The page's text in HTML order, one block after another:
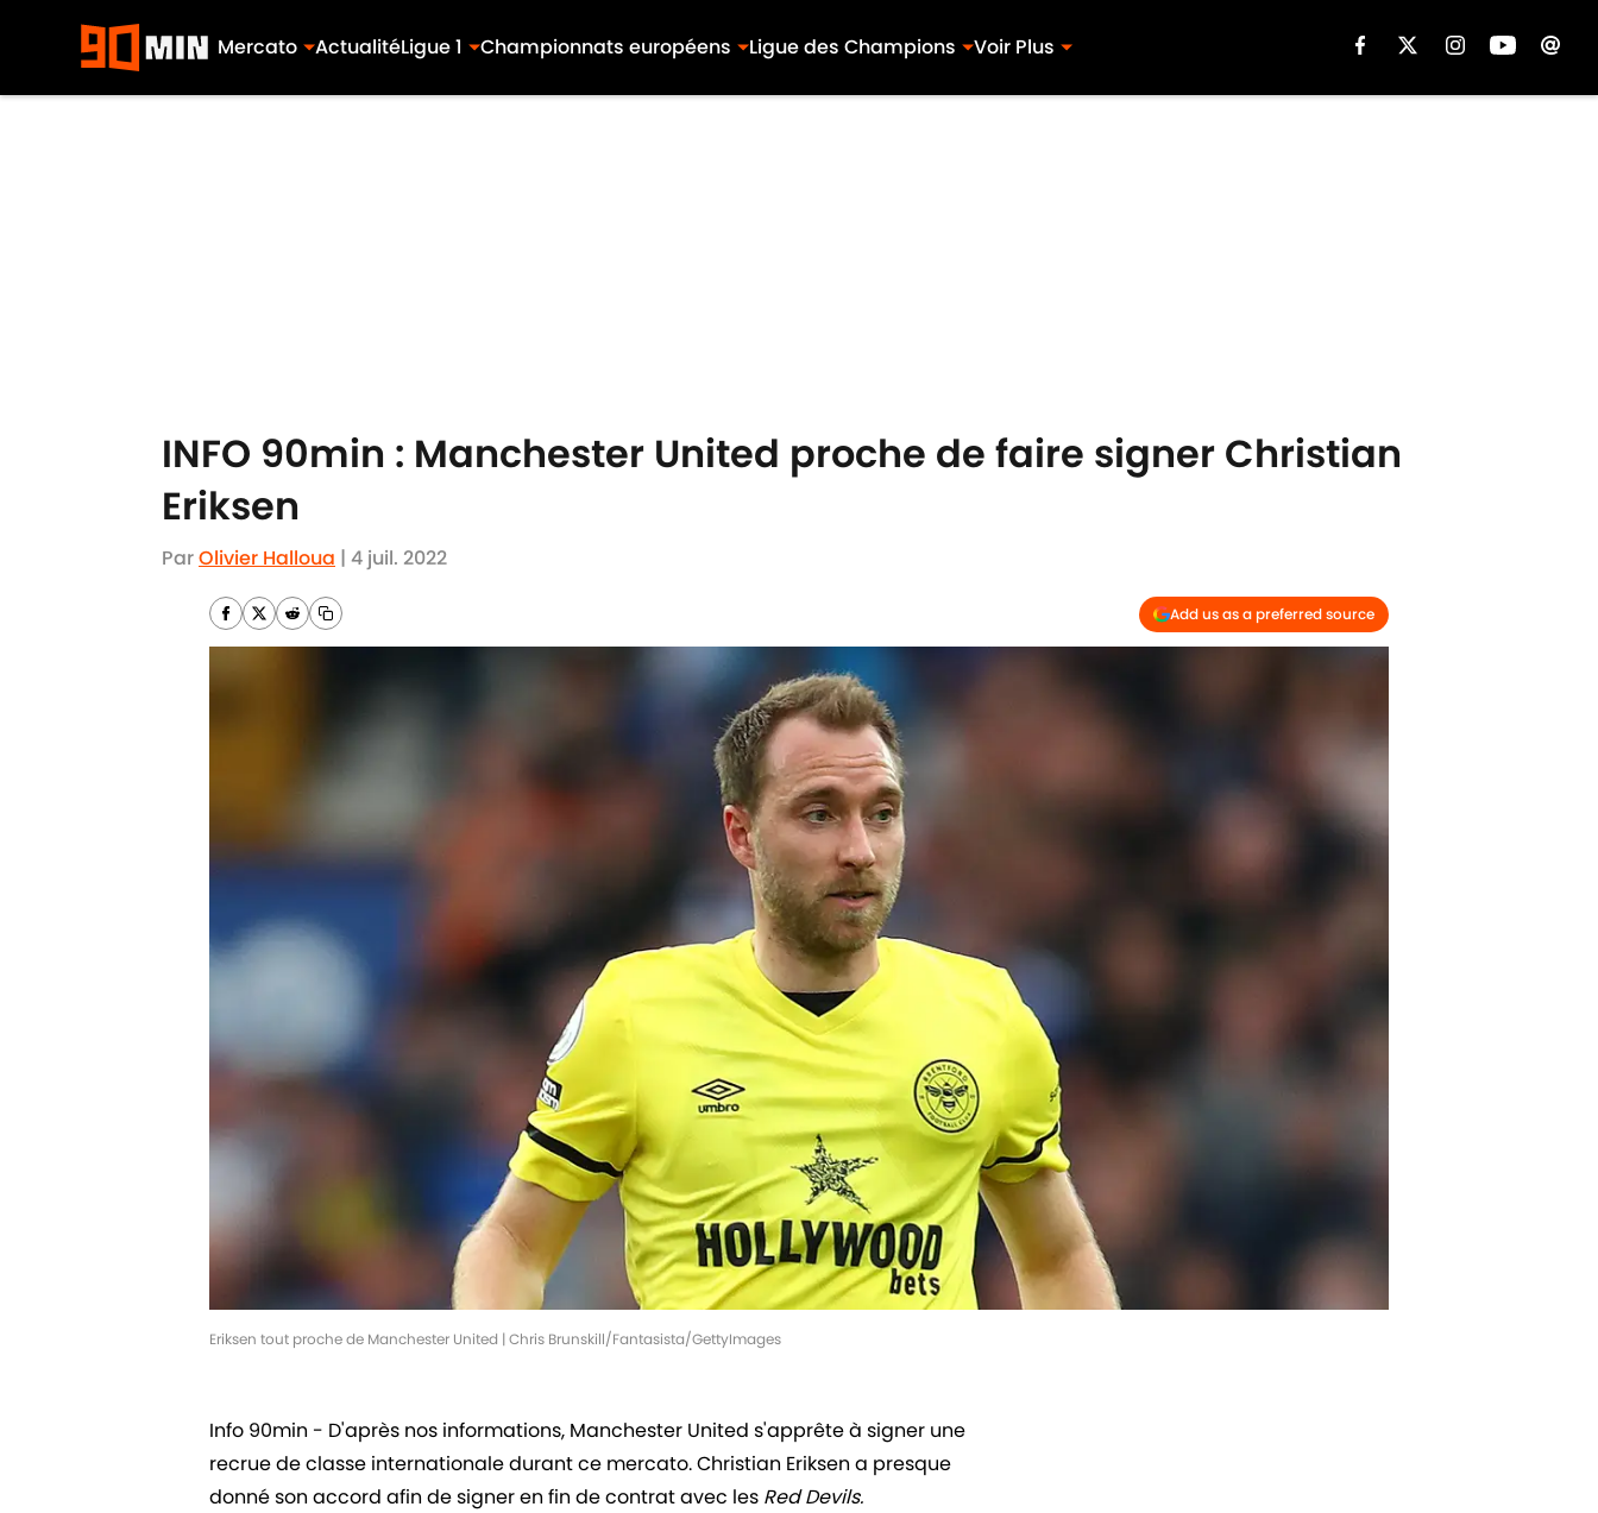
Mercato ActualitéLigue 1 Championnats européens Ligue des Champions Voir Plus
INFO 90min : Manchester United proche de faire signer Christian
Eriksen
ParOlivier Halloua | 4 juil. 2022
Add us as a preferred source
Eriksen tout proche de Manchester United | Chris Brunskill/Fantasista/GettyImages
Info 90min - D'après nos informations, Manchester United s'apprête à signer une
recrue de classe internationale durant ce mercato. Christian Eriksen a presque
donné son accord afin de signer en fin de contrat avec les Red Devils.